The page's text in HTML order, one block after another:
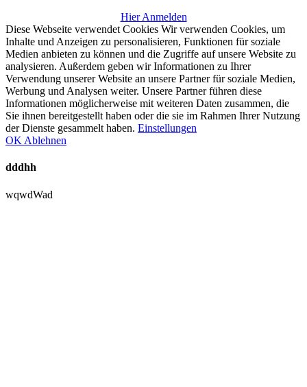
Hier Anmelden
Diese Webseite verwendet Cookies Wir verwenden Cookies, um
Inhalte und Anzeigen zu personalisieren, Funktionen für soziale
Medien anbieten zu können und die Zugriffe auf unsere Website zu
analysieren. Außerdem geben wir Informationen zu Ihrer
Verwendung unserer Website an unsere Partner für soziale Medien,
Werbung und Analysen weiter. Unsere Partner führen diese
Informationen möglicherweise mit weiteren Daten zusammen, die
Sie ihnen bereitgestellt haben oder die sie im Rahmen Ihrer Nutzung
der Dienste gesammelt haben. Einstellungen
OK Ablehnen
dddhh
wqwdWad